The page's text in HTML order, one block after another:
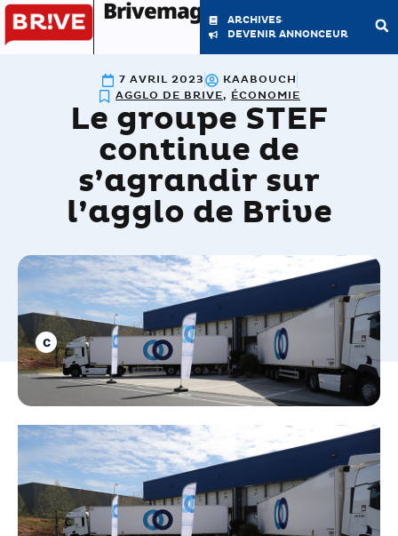
Brivemag'
ARCHIVES
DEVENIR ANNONCEUR
7 AVRIL 2023
KAABOUCH
AGGLO DE BRIVE, ÉCONOMIE
Le groupe STEF
continue de
s’agrandir sur
l’agglo de Brive